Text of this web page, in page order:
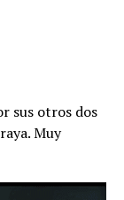
sus otros dos
Muy